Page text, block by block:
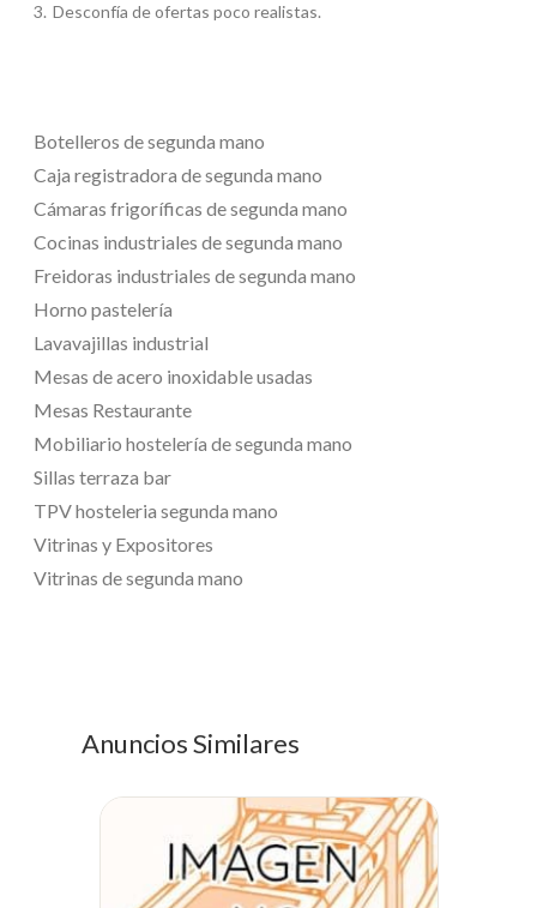
Desconfía de ofertas poco realistas.
Botelleros de segunda mano
Caja registradora de segunda mano
Cámaras frigoríficas de segunda mano
Cocinas industriales de segunda mano
Freidoras industriales de segunda mano
Horno pastelería
Lavavajillas industrial
Mesas de acero inoxidable usadas
Mesas Restaurante
Mobiliario hostelería de segunda mano
Sillas terraza bar
TPV hosteleria segunda mano
Vitrinas y Expositores
Vitrinas de segunda mano
Anuncios Similares